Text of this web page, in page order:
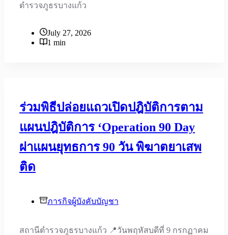
ตำรวจภูธรบางแก้ว
July 27, 2026
1 min
ร่วมพิธีปล่อยแถวเปิดปฎิบัติการตาม
แผนปฎิบัติการ ‘Operation 90 Day
ผ่าแผนยุทธการ 90 วัน พิฆาตยาเสพ
ติด
ภารกิจผู้บังคับบัญชา
สถานีตำรวจภูธรบางแก้ว 📍วันพฤหัสบดีที่ 9 กรกฏาคม